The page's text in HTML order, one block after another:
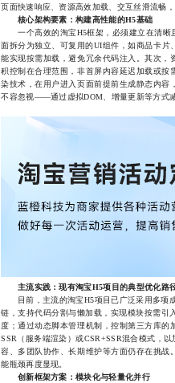
页面快速响应、资源高效加载、交互丝滑流畅
核心架构要素：构建高性能的H5基础
一个高效的淘宝H5框架，必须建立在清晰
面拆分为独立、可复用的UI组件，如商品卡
能实现按需加载，避免冗余代码注入。其次
积控制在合理范围，非首屏内容延迟加载或
染技术，在用户进入页面前提前生成静态内
不容忽视——通过虚拟DOM、增量更新等方式
主流实践：现有淘宝H5项目的典型优化路
目前，主流的淘宝H5项目已广泛采用多项成
链，支持代码分割与懒加载，实现模块按需引
度；通过动态脚本管理机制，控制第三方库
SSR（服务端渲染）或CSR+SSR混合模式，
容、多团队协作、长期维护等方面仍存在挑
能瓶颈再度显现。
创新框架方案：模块化与轻量化并行